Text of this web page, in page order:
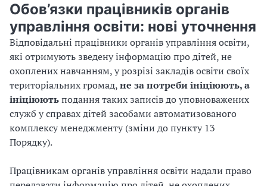
Обов’язки працівників органів
управління освіти: нові уточнення
Відповідальні працівники органів управління освіти,
які отримують зведену інформацію про дітей, не
охоплених навчанням, у розрізі закладів освіти своїх
територіальних громад,не за потреби ініціюють, а
ініціюютьподання таких записів до уповноважених
служб у справах дітей засобами автоматизованого
комплексу менеджменту (зміни до пункту 13
Порядку).
Працівникам органів управління освіти надали право